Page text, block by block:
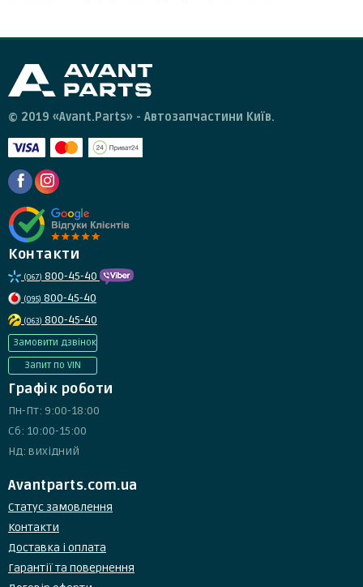
© 2019 «Avant.Parts» - Автозапчастини Київ.
Контакти
(067) 800-45-40
(095) 800-45-40
(063) 800-45-40
Замовити дзвінок
Запит по VIN
Графік роботи
Пн-Пт: 9:00-18:00
Сб: 10:00-15:00
Нд: вихідний
Avantparts.com.ua
Статус замовлення
Контакти
Доставка і оплата
Гарантії та повернення